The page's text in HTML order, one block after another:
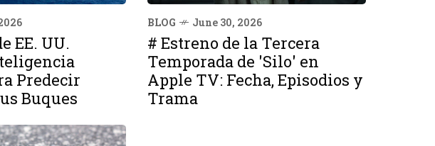
EE. UU.
Predecir
Buques
BLOG June 30, 2026
# Estreno de la Tercera
Temporada de 'Silo' en
Apple TV: Fecha, Episodios y
Trama